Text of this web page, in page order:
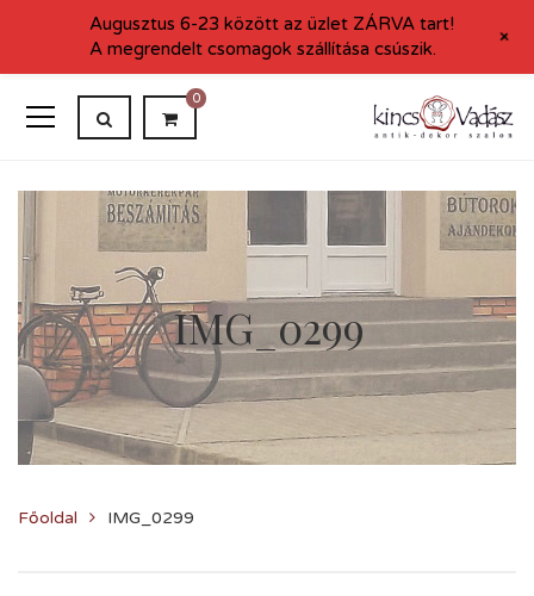
0
IMG_0299
Főoldal IMG_0299
Augusztus 6-23 között az üzlet ZÁRVA tart!
A megrendelt csomagok szállítása csúszik.
+